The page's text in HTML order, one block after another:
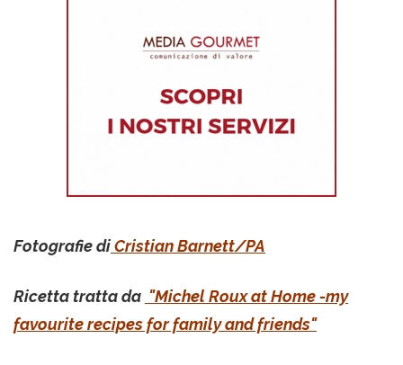
Fotografie diCristian Barnett/PA
Ricetta tratta da "Michel Roux at Home -my
favourite recipes for family and friends"